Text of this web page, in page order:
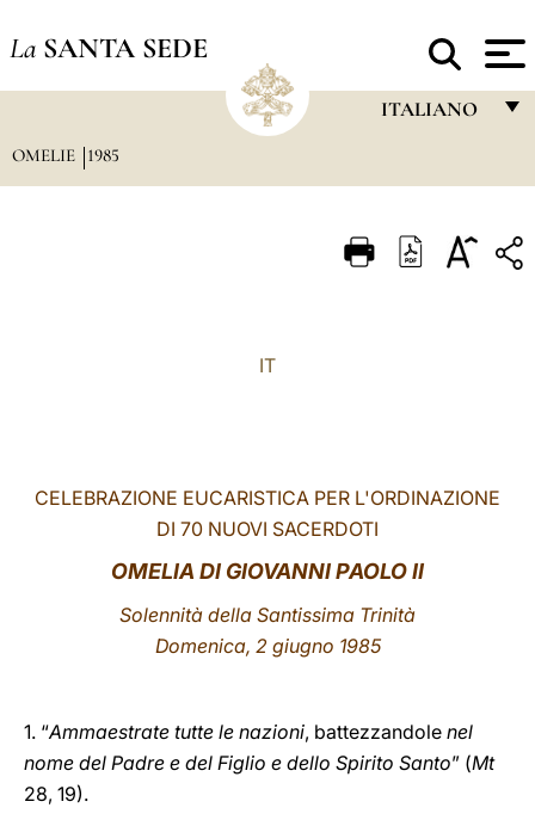
La SANTA SEDE
ITALIANO
ITALIANO
LATINE
OMELIE 1985
IT
CELEBRAZIONE EUCARISTICA PER L'ORDINAZIONE
DI 70 NUOVI SACERDOTI
OMELIA DI GIOVANNI PAOLO II
Solennità della Santissima Trinità
Domenica, 2 giugno 1985
1. “Ammaestrate tutte le nazioni, battezzandole nel
nome del Padre e del Figlio e dello Spirito Santo” (Mt
28, 19).